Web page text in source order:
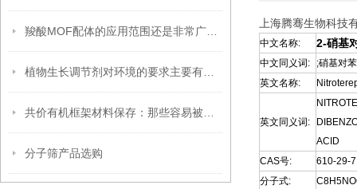
分子筛产品选购
上海腾骞生物科技
中文名称: 2-硝基
中文同义词:
;硝基对
英文名称:
英文同义词:
ACID
CAS号:
610-29-7
分子式: